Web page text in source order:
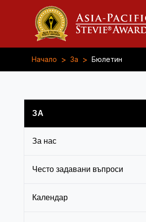
Начало > За > Бюлетин
ЗА
За нас
Често задавани въпроси
Календар